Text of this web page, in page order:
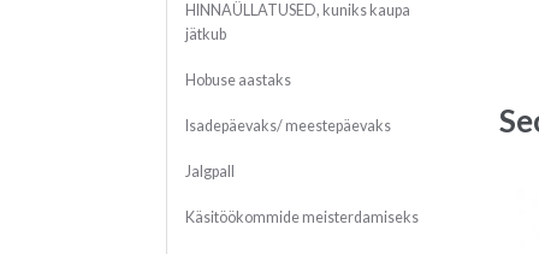
HINNAÜLLATUSED, kuniks kaupa
jätkub
Hobuse aastaks
Isadepäevaks/ meestepäevaks
Jalgpall
Käsitöökommide meisterdamiseks